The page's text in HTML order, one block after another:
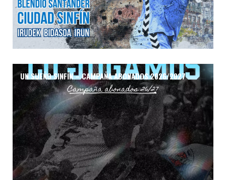
UN SUEÑO SINFÍN – CAMPAÑA ABONADOS 2026/2027